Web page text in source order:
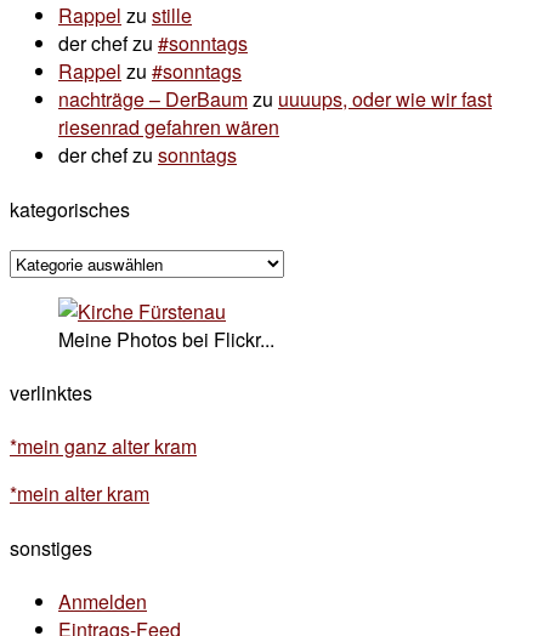
Rappel zu stille
der chefzu #sonntags
Rappel zu #sonntags
nachträge – DerBaumzu uuuups, oder wie wir fast
riesenrad gefahren wären
der chefzu sonntags
kategorisches
kategorisches
Meine Photos bei Flickr...
verlinktes
*mein ganz alter kram
*mein alter kram
sonstiges
Anmelden
Eintrags-Feed